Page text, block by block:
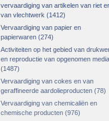
vervaardiging van artikelen van riet
van vlechtwerk (1412)
Vervaardiging van papier en
papierwaren (274)
Activiteiten op het gebied van
en reproductie van opgenomen media
(1487)
Vervaardiging van cokes en van
geraffineerde aardolieproducten (78)
Vervaardiging van chemicaliën en
chemische producten (976)